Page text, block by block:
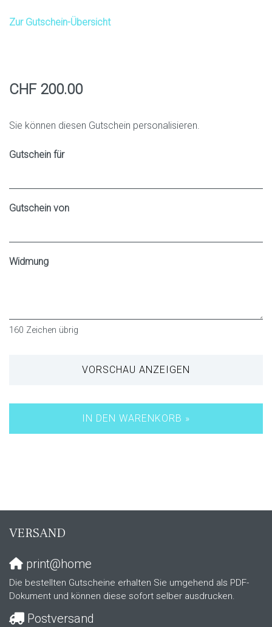
Zur Gutschein-Übersicht
CHF 200.00
Sie können diesen Gutschein personalisieren.
Gutschein für
Gutschein von
Widmung
160 Zeichen übrig
VORSCHAU ANZEIGEN
IN DEN WARENKORB »
VERSAND
print@home
Die bestellten Gutscheine erhalten Sie umgehend als PDF-
Dokument und können diese sofort selber ausdrucken.
Postversand